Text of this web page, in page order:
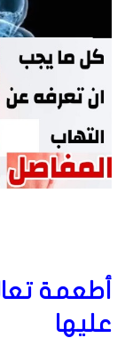
أطعمة
عليها